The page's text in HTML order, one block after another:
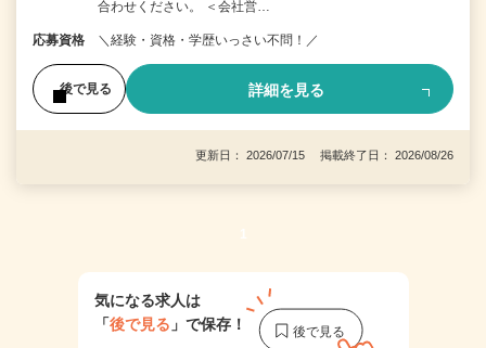
合わせください。 ＜会社営…
応募資格 ＼経験・資格・学歴いっさい不問！／
後で見る 詳細を見る
更新日： 2026/07/15 掲載終了日： 2026/08/26
1
気になる求人は
「後で見る 」で保存！